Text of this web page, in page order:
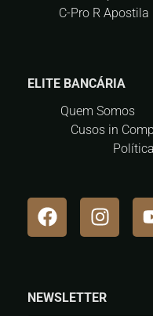
C-Pro R Apostila
ELITE BANCÁRIA
Quem Somos
Cusos in
NEWSLETTER